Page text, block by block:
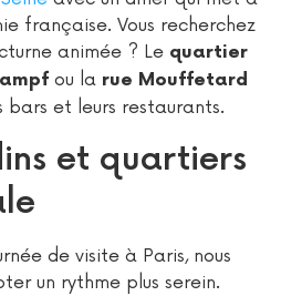
française. Vous recherchez
animée ? Le quartier
ou la rue Mouffetard
bars et leurs restaurants.
et quartiers
de visite à Paris, nous
un rythme plus serein.